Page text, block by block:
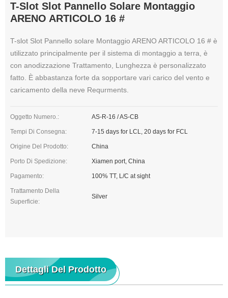
T-Slot Slot Pannello Solare Montaggio
ARENO ARTICOLO 16 #
T-slot Slot Pannello solare Montaggio ARENO ARTICOLO 16 # è
utilizzato principalmente per il sistema di montaggio a terra, è
con anodizzazione Trattamento, Lunghezza è personalizzato
fatto. È abbastanza forte da sopportare vari carico del vento e
caricamento della neve Requrments.
Oggetto Numero.: AS-R-16 / AS-CB
Tempi Di Consegna: 7-15 days for LCL, 20 days for FCL
Origine Del Prodotto: China
Porto Di Spedizione: Xiamen port, China
Pagamento: 100% TT, L/C at sight
Trattamento Della
Superficie:
Silver
Dettagli Del Prodotto